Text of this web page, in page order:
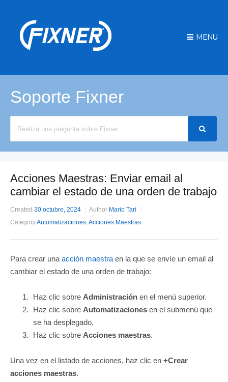
MENU
Soporte Fixner
Acciones Maestras: Enviar email al
cambiar el estado de una orden de trabajo
Created 30 octubre, 2024 Author Mario Tarí
CategoryAutomatizaciones,Acciones Maestras
Para crear una acción maestra en la que se envíe un email al
cambiar el estado de una orden de trabajo:
Haz clic sobre Administración en el menú superior.
Haz clic sobre Automatizaciones en el submenú que
se ha desplegado.
Haz clic sobre Acciones maestras.
Una vez en el listado de acciones, haz clic en +Crear
acciones maestras.